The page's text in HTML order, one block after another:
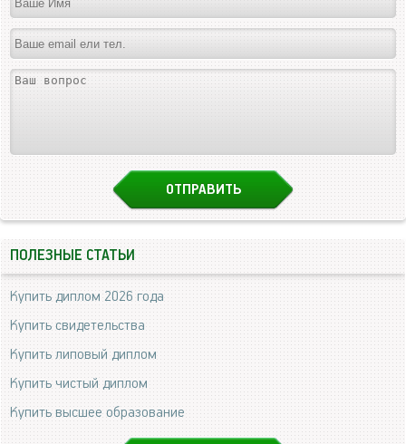
ПОЛЕЗНЫЕ СТАТЬИ
Купить диплом 2026 года
Купить свидетельства
Купить липовый диплом
Купить чистый диплом
Купить высшее образование